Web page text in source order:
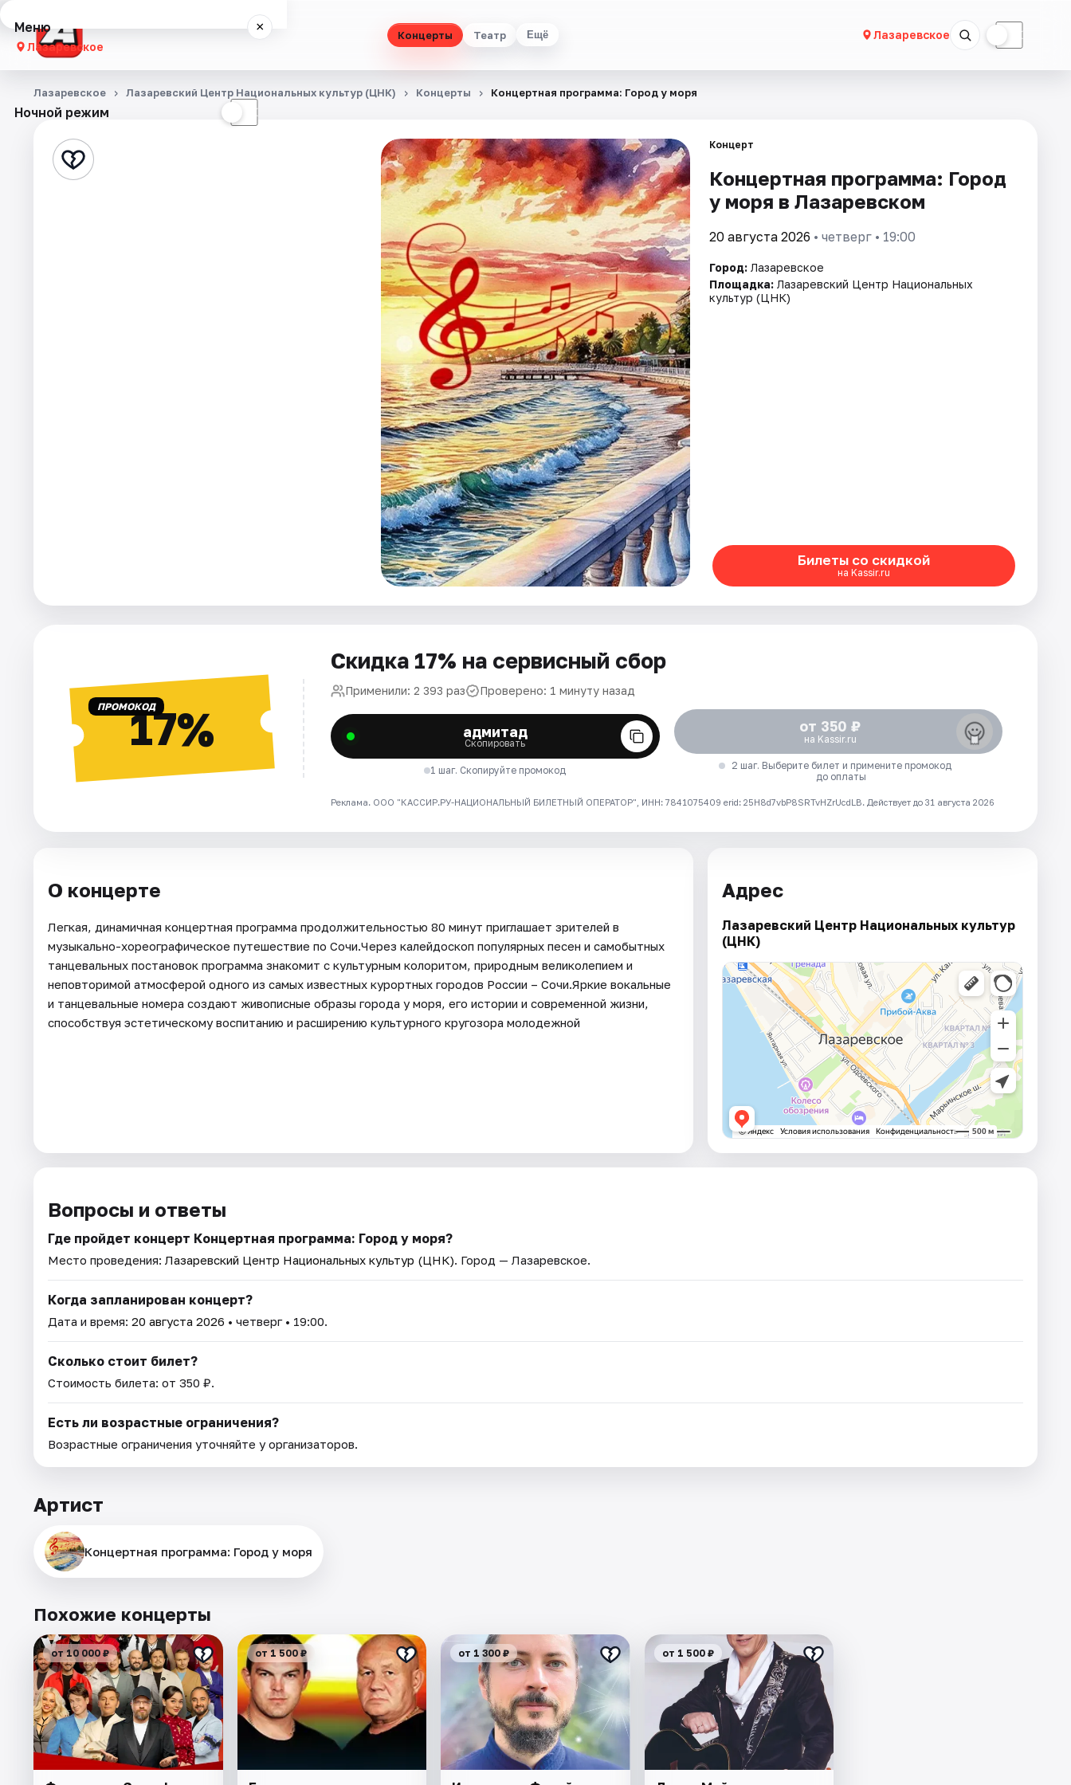
Концерты Театр Ещё Лазаревское ☾
Меню ×
Лазаревское
Концерты
События
Ночной режим ☾
Лазаревское Лазаревский Центр Национальных культур (ЦНК) Концерты Концертная программа: Город у моря
Концерт
Концертная программа: Город
у моря в Лазаревском
20 августа 2026 • четверг • 19:00
Город: Лазаревское
Площадка: Лазаревский Центр Национальных
культур (ЦНК)
Билеты со скидкой
на Kassir.ru
ПРОМОКОД17%
Скидка 17% на сервисный сбор
Применили: 2 393 раз Проверено: 1 минуту назад
адмитад
Скопировать
1 шаг. Скопируйте промокод
от 350 ₽
на Kassir.ru
2 шаг. Выберите билет и примените промокод
до оплаты
Реклама. ООО "КАССИР.РУ-НАЦИОНАЛЬНЫЙ БИЛЕТНЫЙ ОПЕРАТОР", ИНН: 7841075409 erid: 25H8d7vbP8SRTvHZrUcdLB. Действует до 31 августа 2026
О концерте
Легкая, динамичная концертная программа продолжительностью 80 минут приглашает зрителей в
музыкально-хореографическое путешествие по Сочи.Через калейдоскоп популярных песен и самобытных
танцевальных постановок программа знакомит с культурным колоритом, природным великолепием и
неповторимой атмосферой одного из самых известных курортных городов России – Сочи.Яркие вокальные
и танцевальные номера создают живописные образы города у моря, его истории и современной жизни,
способствуя эстетическому воспитанию и расширению культурного кругозора молодежной
Адрес
Лазаревский Центр Национальных культур
(ЦНК)
Вопросы и ответы
Где пройдет концерт Концертная программа: Город у моря?
Место проведения: Лазаревский Центр Национальных культур (ЦНК) . Город — Лазаревское.
Когда запланирован концерт?
Дата и время: 20 августа 2026 • четверг • 19:00.
Сколько стоит билет?
Стоимость билета: от 350 ₽.
Есть ли возрастные ограничения?
Возрастные ограничения уточняйте у организаторов.
Артист
Концертная программа: Город у моря
Похожие концерты
от 10 000 ₽ от 1 500 ₽ от 1 300 ₽ от 1 500 ₽